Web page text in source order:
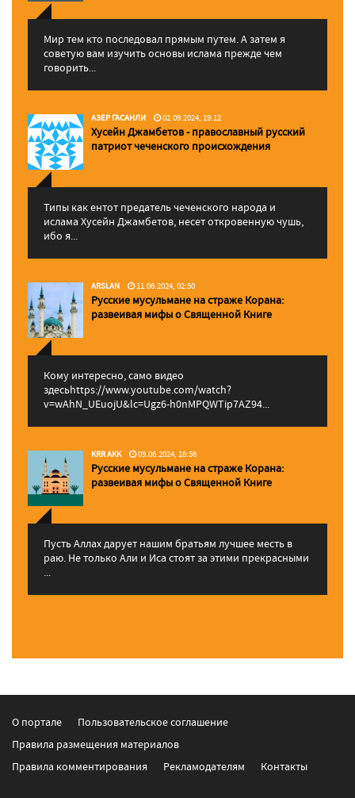
Мир тем кто последовал прямым путем. А затем я
советую вам изучить основы ислама прежде чем
говорить...
АЗЕР ГАСАНЛИ 02.09.2024, 19:12
Хусейн Джамбетов - православный русский
патриот чеченского происхождения
Типы как ентот предатель чеченского народа и
ислама Хусейн Джамбетов, несет откровенную чушь,
ибо я...
ARSLAN 11.06.2024, 02:50
Русские мусульмане на страже Корана:
pазвеивая мифы о Священной Книге
Кому интересно, само видео
здесьhttps://www.youtube.com/watch?
v=wAhN_UEuojU&lc=Ugz6-h0nMPQWTip7AZ94...
KRR AKK 09.06.2024, 18:56
Русские мусульмане на страже Корана:
pазвеивая мифы о Священной Книге
Пусть Аллах дарует нашим братьям лучшее месть в
раю. Не только Али и Иса стоят за этими прекрасными
...
О портале
Пользовательское соглашение
Правила размещения материалов
Правила комментирования
Рекламодателям Контакты